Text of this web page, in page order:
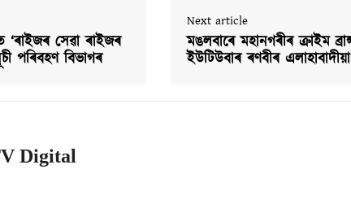
‘ৰাইজৰ সেৱা ৰাইজৰ
পৰিবহণ বিভাগৰ
Next article
মঙলবাৰে মহানগৰীৰ ক্ৰাইম
ইউটিউবাৰ ৰণবীৰ এলাহাবাদীয়া
Digital